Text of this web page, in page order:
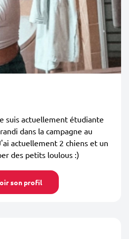
suis actuellement étudiante
dans la campagne au
actuellement 2 chiens et un
des petits loulous :)
son profil